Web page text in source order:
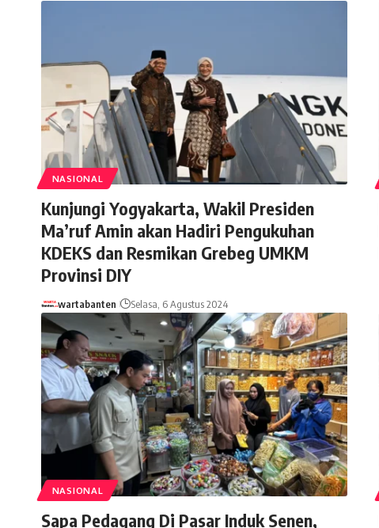
NASIONAL
Kunjungi Yogyakarta, Wakil Presiden
Ma’ruf Amin akan Hadiri Pengukuhan
KDEKS dan Resmikan Grebeg UMKM
Provinsi DIY
wartabanten Selasa, 6 Agustus 2024
NASIONAL
Sapa Pedagang Di Pasar Induk Senen,